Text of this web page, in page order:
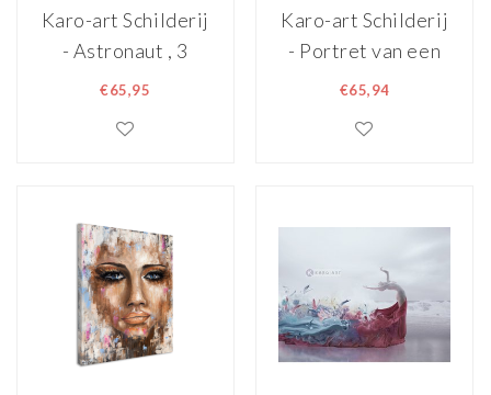
Karo-art Schilderij
- Astronaut , 3
Maten, Premium
€65,95
Karo-art Schilderij
- Portret van een
vrouw, abstract,
maten
€65,94